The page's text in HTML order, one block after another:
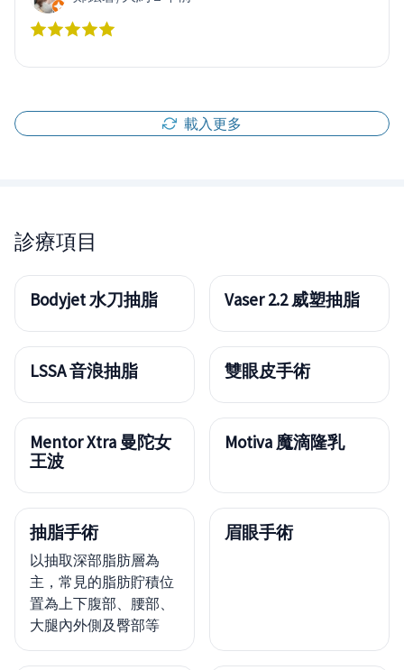
載入更多
診療項目
Bodyjet 水刀抽脂 Vaser 2.2 威塑抽脂
LSSA 音浪抽脂 雙眼皮手術
Mentor Xtra 曼陀女
王波
Motiva 魔滴隆乳
抽脂手術
以抽取深部脂肪層為
主，常見的脂肪貯積位
置為上下腹部、腰部、
大腿內外側及臀部等
眉眼手術